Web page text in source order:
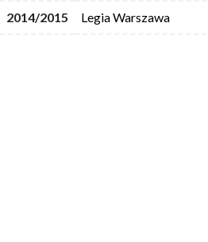
2014/2015 Legia Warszawa